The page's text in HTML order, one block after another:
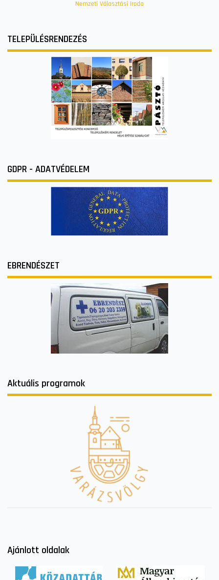
Nemzeti Választási Iroda
TELEPÜLÉSRENDEZÉS
GDPR - ADATVÉDELEM
EBRENDÉSZET
Aktuális programok
Ajánlott oldalak